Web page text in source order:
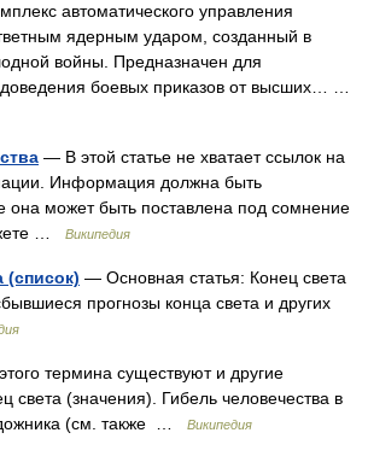
автоматического управления
ядерным ударом, созданный в
войны. Предназначен для
доведения боевых приказов от высших… …
— В этой статье не хватает ссылок на
Информация должна быть
она может быть поставлена под сомнение
…
Википедия
(список) — Основная статья: Конец света
прогнозы конца света и других
термина существуют и другие
света (значения). Гибель человечества в
(см. также …
Википедия